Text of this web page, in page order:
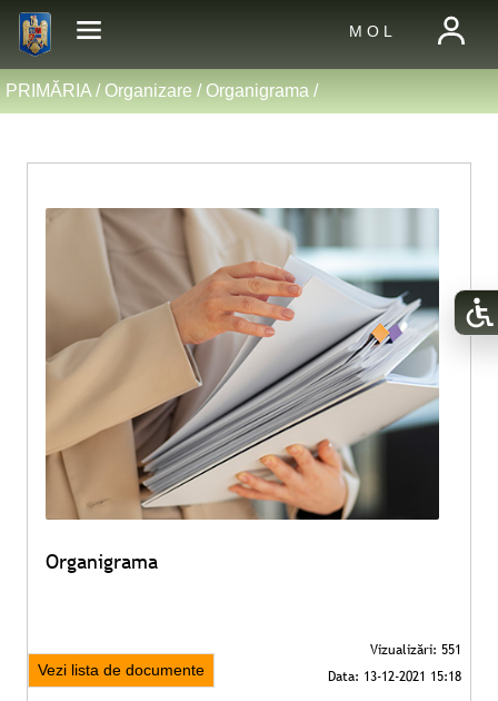
M O L
PRIMĂRIA /Organizare/Organigrama /
Organigrama
Vezi lista de documente